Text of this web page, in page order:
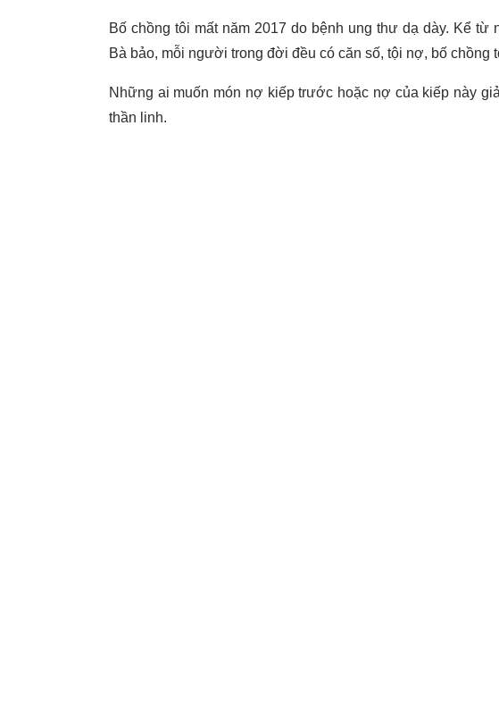
Bố chồng tôi mất năm 2017 do bệnh ung thư dạ dày. Kể từ
Bà bảo, mỗi người trong đời đều có căn số, tội nợ, bố chồng
Những ai muốn món nợ kiếp trước hoặc nợ của kiếp này
thần linh.